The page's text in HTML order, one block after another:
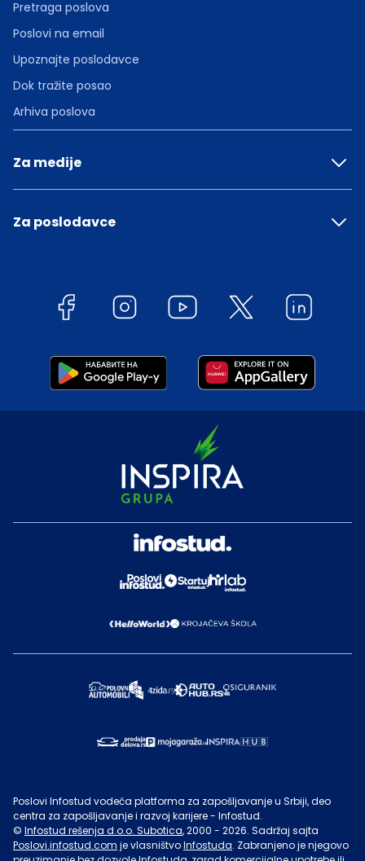
Pretraga poslova
Poslovi na email
Upoznajte poslodavce
Dok tražite posao
Arhiva poslova
Za medije
Za poslodavce
Poslovi Infostud vodeća platforma za zapošljavanje u Srbiji, deo
centra za zapošljavanje i razvoj karijere - Infostud.
© Infostud rešenja d.o.o. Subotica, 2000 - 2026. Sadržaj sajta
Poslovi.infostud.com je vlasništvoInfostuda. Zabranjeno je njegovo